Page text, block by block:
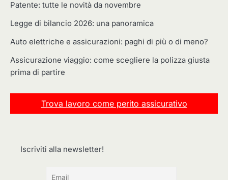
Patente: tutte le novità da novembre
Legge di bilancio 2026: una panoramica
Auto elettriche e assicurazioni: paghi di più o di meno?
Assicurazione viaggio: come scegliere la polizza giusta
prima di partire
Trova lavoro come perito assicurativo
Iscriviti alla newsletter!